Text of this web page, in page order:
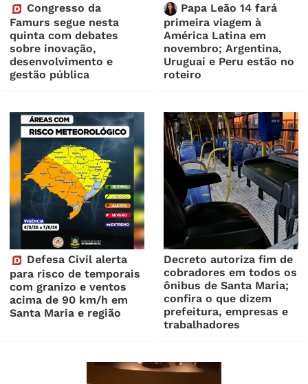
Congresso da
Famurs segue nesta
quinta com debates
sobre inovação,
desenvolvimento e
gestão pública
Papa Leão 14 fará
primeira viagem à
América Latina em
novembro; Argentina,
Uruguai e Peru estão no
roteiro
Defesa Civil alerta
para risco de temporais
com granizo e ventos
acima de 90 km/h em
Santa Maria e região
Decreto autoriza fim de
cobradores em todos os
ônibus de Santa Maria;
confira o que dizem
prefeitura, empresas e
trabalhadores